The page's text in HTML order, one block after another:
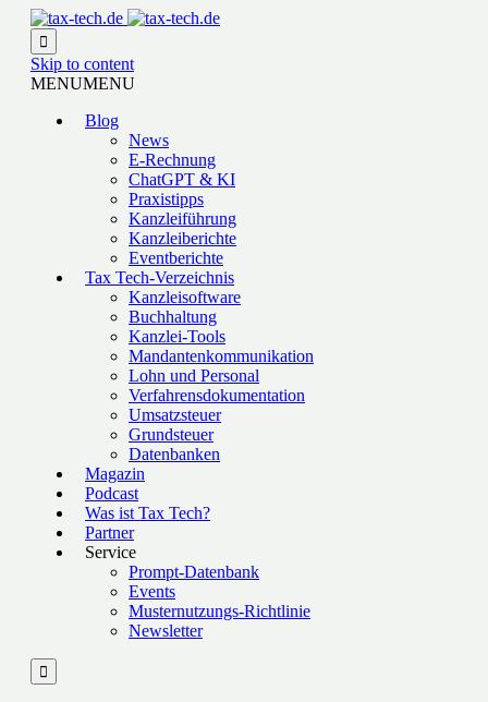

Skip to content
MENUMENU
Blog
News
E-Rechnung
ChatGPT & KI
Praxistipps
Kanzleiführung
Kanzleiberichte
Eventberichte
Tax Tech-Verzeichnis
Kanzleisoftware
Buchhaltung
Kanzlei-Tools
Mandantenkommunikation
Lohn und Personal
Verfahrensdokumentation
Umsatzsteuer
Grundsteuer
Datenbanken
Magazin
Podcast
Was ist Tax Tech?
Partner
Service
Prompt-Datenbank
Events
Musternutzungs-Richtlinie
Newsletter
